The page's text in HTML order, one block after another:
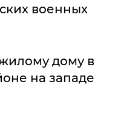
военных
дому в
на западе